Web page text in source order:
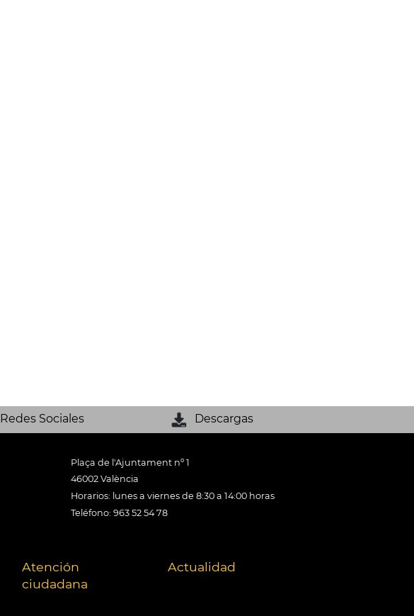
Redes Sociales Descargas
Plaça de l'Ajuntament nº 1
46002 València
Horarios: lunes a viernes de 8:30 a 14:00 horas
Teléfono: 963 52 54 78
Atención
ciudadana
Actualidad